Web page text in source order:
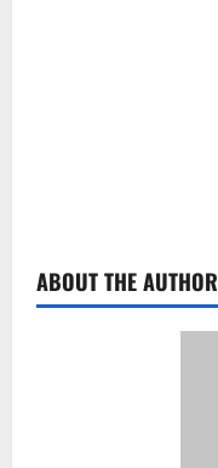
ABOUT THE AUTHOR